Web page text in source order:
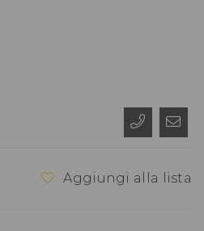
Aggiungi alla lista